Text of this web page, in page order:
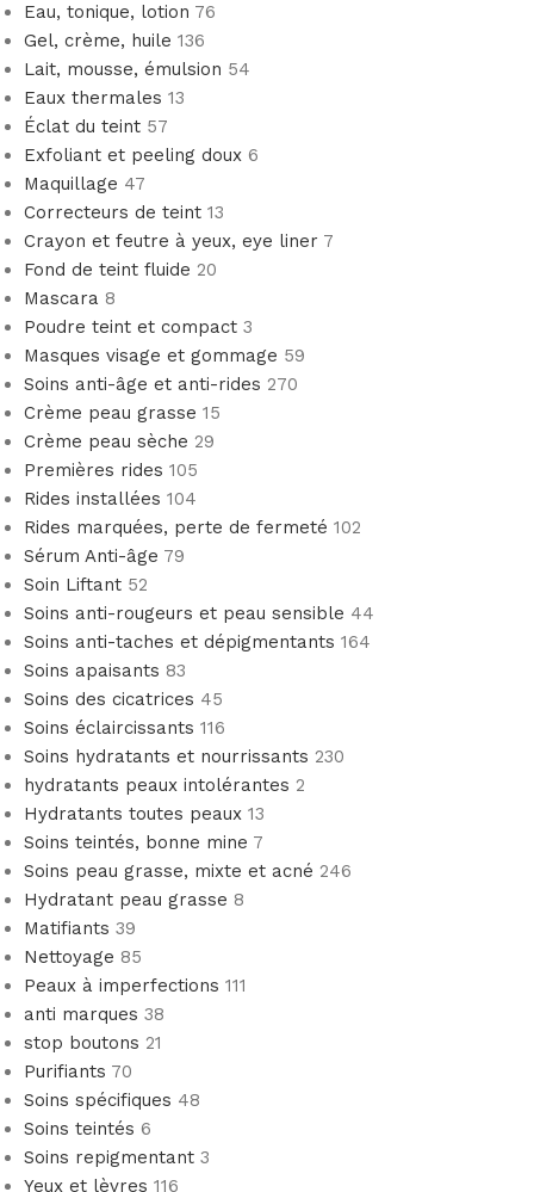
Eau, tonique, lotion 76
Gel, crème, huile 136
Lait, mousse, émulsion 54
Eaux thermales 13
Éclat du teint 57
Exfoliant et peeling doux 6
Maquillage 47
Correcteurs de teint 13
Crayon et feutre à yeux, eye liner 7
Fond de teint fluide 20
Mascara 8
Poudre teint et compact 3
Masques visage et gommage 59
Soins anti-âge et anti-rides 270
Crème peau grasse 15
Crème peau sèche 29
Premières rides 105
Rides installées 104
Rides marquées, perte de fermeté 102
Sérum Anti-âge 79
Soin Liftant 52
Soins anti-rougeurs et peau sensible 44
Soins anti-taches et dépigmentants 164
Soins apaisants 83
Soins des cicatrices 45
Soins éclaircissants 116
Soins hydratants et nourrissants 230
hydratants peaux intolérantes 2
Hydratants toutes peaux 13
Soins teintés, bonne mine 7
Soins peau grasse, mixte et acné 246
Hydratant peau grasse 8
Matifiants 39
Nettoyage 85
Peaux à imperfections 111
anti marques 38
stop boutons 21
Purifiants 70
Soins spécifiques 48
Soins teintés 6
Soins repigmentant 3
Yeux et lèvres 116